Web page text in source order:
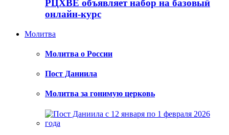
РЦХВЕ объявляет набор на базовый
онлайн-курс
Молитва
Молитва о России
Пост Даниила
Молитва за гонимую церковь